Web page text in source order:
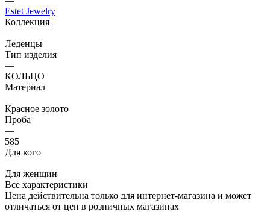
Estet Jewelry
Коллекция
—
Леденцы
Тип изделия
—
КОЛЬЦО
Материал
—
Красное золото
Проба
—
585
Для кого
—
Для женщин
Все характеристики
Цена действительна только для интернет-магазина и может
отличаться от цен в розничных магазинах